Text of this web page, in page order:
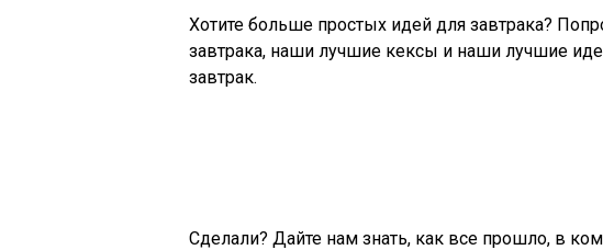
Хотите больше простых идей для завтрака?
завтрака, наши лучшие кексы и наши лучшие
завтрак.
Сделали? Дайте нам знать, как все прошло, в